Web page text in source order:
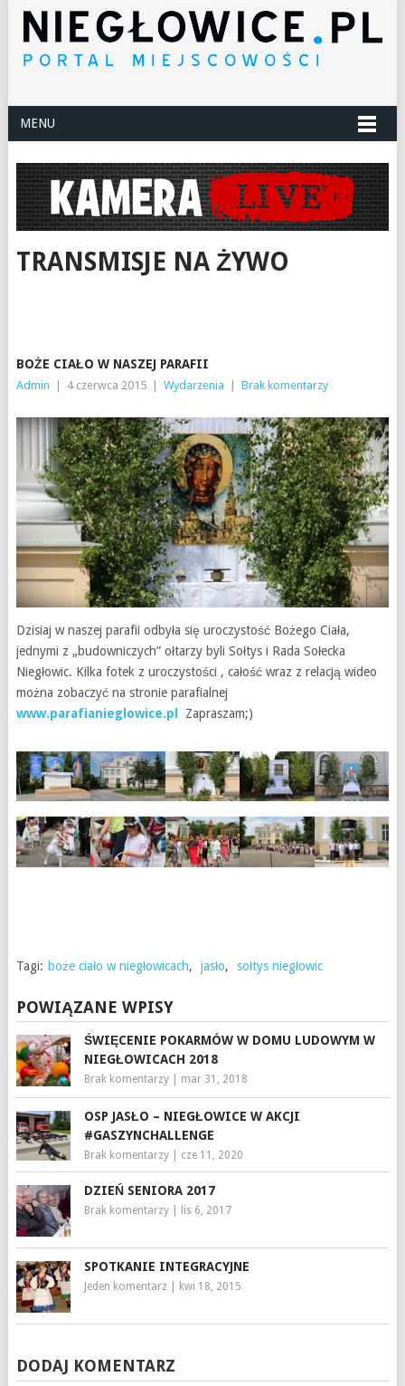
MENU
TRANSMISJE NA ŻYWO
BOŻE CIAŁO W NASZEJ PARAFII
Admin 4 czerwca 2015 Wydarzenia Brak komentarzy
Dzisiaj w naszej parafii odbyła się uroczystość Bożego Ciała,
jednymi z „budowniczych” ołtarzy byli Sołtys i Rada Sołecka
Niegłowic. Kilka fotek z uroczystości , całość wraz z relacją wideo
można zobaczyć na stronie parafialnej
www.parafianieglowice.pl
Zapraszam;)
Tagi: boże ciało w niegłowicach, jasło, sołtys niegłowic
POWIĄZANE WPISY
ŚWIĘCENIE POKARMÓW W DOMU LUDOWYM W
NIEGŁOWICACH 2018
Brak komentarzy| mar 31, 2018
OSP JASŁO – NIEGŁOWICE W AKCJI
#GASZYNCHALLENGE
Brak komentarzy| cze 11, 2020
DZIEŃ SENIORA 2017
Brak komentarzy| lis 6, 2017
SPOTKANIE INTEGRACYJNE
Jeden komentarz kwi 18, 2015
DODAJ KOMENTARZ